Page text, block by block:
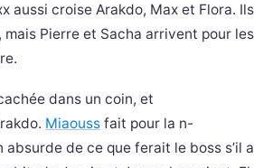
aussi croise Arakdo, Max et Flora.
Pierre et Sacha arrivent pour les
dans un coin, et
Miaouss fait pour la n-
absurde de ce que ferait le boss s’il